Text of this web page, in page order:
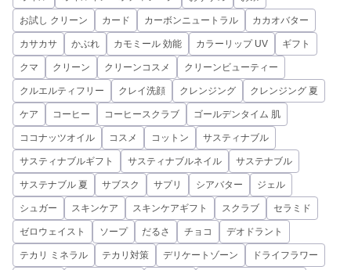
お試し クリーン カード カーボンニュートラル カカオバター
カサカサ かぶれ カモミール 効能 カラーリップ UV ギフト
クマ クリーン クリーンコスメ クリーンビューティー
クルエルティフリー クレイ洗顔 クレンジング クレンジング 夏
ケア コーヒー コーヒースクラブ ゴールデンタイム 肌
ココナッツオイル コスメ コットン サスティナブル
サスティナブルギフト サスティナブルネイル サステナブル
サステナブル 夏 サブスク サプリ シアバター ジェル
シュガー スキンケア スキンケアギフト スクラブ セラミド
ゼロウェイスト ソープ だるさ チョコ デオドラント
テカリ ミネラル テカリ対策 デリケートゾーン ドライフラワー